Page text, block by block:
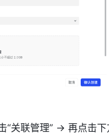
“关联管理” → 再点击下